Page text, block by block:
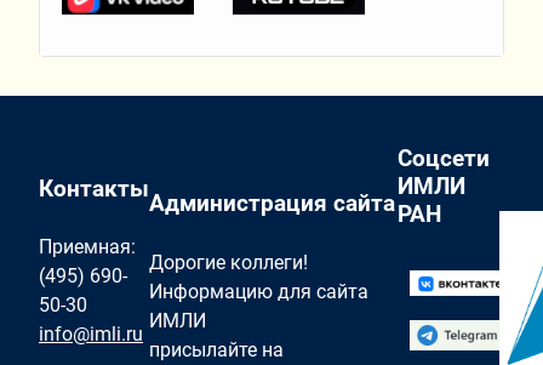
Контакты
Приемная:
(495) 690-
50-30
info@imli.ru
Администрация сайта
Дорогие коллеги!
Информацию для сайта
ИМЛИ
присылайте на
Соцсети
ИМЛИ
РАН